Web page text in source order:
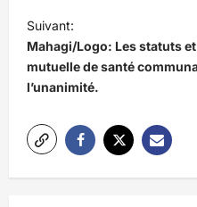
v
i
g
a
t
i
o
Suivant:
Mahagi/Logo: Les statuts
mutuelle de santé
l’unanimité.